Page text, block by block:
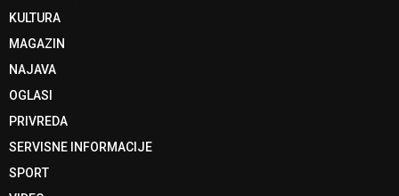
KULTURA
MAGAZIN
NAJAVA
OGLASI
PRIVREDA
SERVISNE INFORMACIJE
SPORT